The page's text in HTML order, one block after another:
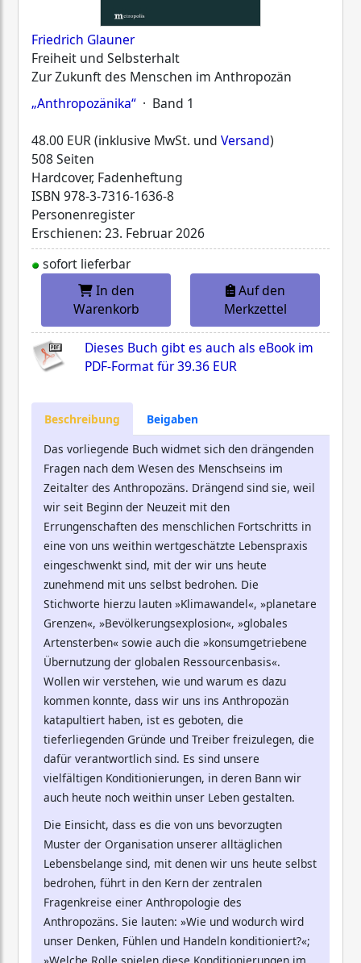
Friedrich Glauner
Freiheit und Selbsterhalt
Zur Zukunft des Menschen im Anthropozän
„Anthropozänika“ · Band 1
48.00 EUR (inklusive MwSt. und Versand)
508 Seiten
Hardcover, Fadenheftung
ISBN 978-3-7316-1636-8
Personenregister
Erschienen: 23. Februar 2026
sofort lieferbar
In den
Warenkorb
Auf den
Merkzettel
Dieses Buch gibt es auch als eBook im
PDF-Format für39.36 EUR
Beschreibung
Beigaben
Das vorliegende Buch widmet sich den drängenden
Fragen nach dem Wesen des Menschseins im
Zeitalter des Anthropozäns. Drängend sind sie, weil
wir seit Beginn der Neuzeit mit den
Errungenschaften des menschlichen Fortschritts in
eine von uns weithin wertgeschätzte Lebenspraxis
eingeschwenkt sind, mit der wir uns heute
zunehmend mit uns selbst bedrohen. Die
Stichworte hierzu lauten »Klimawandel«, »planetare
Grenzen«, »Bevölkerungsexplosion«, »globales
Artensterben« sowie auch die »konsumgetriebene
Übernutzung der globalen Ressourcenbasis«.
Wollen wir verstehen, wie und warum es dazu
kommen konnte, dass wir uns ins Anthropozän
katapultiert haben, ist es geboten, die
tieferliegenden Gründe und Treiber freizulegen, die
dafür verantwortlich sind. Es sind unsere
vielfältigen Konditionierungen, in deren Bann wir
auch heute noch weithin unser Leben gestalten.
Die Einsicht, dass es die von uns bevorzugten
Muster der Organisation unserer alltäglichen
Lebensbelange sind, mit denen wir uns heute selbst
bedrohen, führt in den Kern der zentralen
Fragenkreise einer Anthropologie des
Anthropozäns. Sie lauten: »Wie und wodurch wird
unser Denken, Fühlen und Handeln konditioniert?«;